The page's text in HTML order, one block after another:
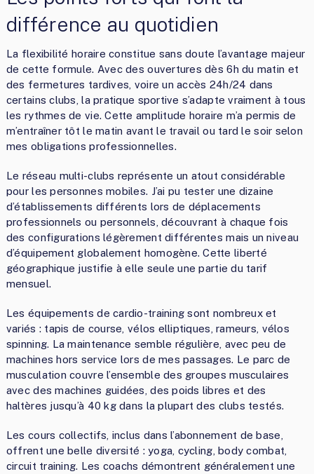
différence au quotidien
La flexibilité horaire constitue sans doute l’avantage majeur
de cette formule. Avec des ouvertures dès 6h du matin et
des fermetures tardives, voire un accès 24h/24 dans
certains clubs, la pratique sportive s’adapte vraiment à tous
les rythmes de vie. Cette amplitude horaire m’a permis de
m’entraîner tôt le matin avant le travail ou tard le soir selon
mes obligations professionnelles.
Le réseau multi-clubs représente un atout considérable
pour les personnes mobiles. J’ai pu tester une dizaine
d’établissements différents lors de déplacements
professionnels ou personnels, découvrant à chaque fois
des configurations légèrement différentes mais un niveau
d’équipement globalement homogène. Cette liberté
géographique justifie à elle seule une partie du tarif
mensuel.
Les équipements de cardio-training sont nombreux et
variés : tapis de course, vélos elliptiques, rameurs, vélos
spinning. La maintenance semble régulière, avec peu de
machines hors service lors de mes passages. Le parc de
musculation couvre l’ensemble des groupes musculaires
avec des machines guidées, des poids libres et des
haltères jusqu’à 40 kg dans la plupart des clubs testés.
Les cours collectifs, inclus dans l’abonnement de base,
offrent une belle diversité : yoga, cycling, body combat,
circuit training. Les coachs démontrent généralement une